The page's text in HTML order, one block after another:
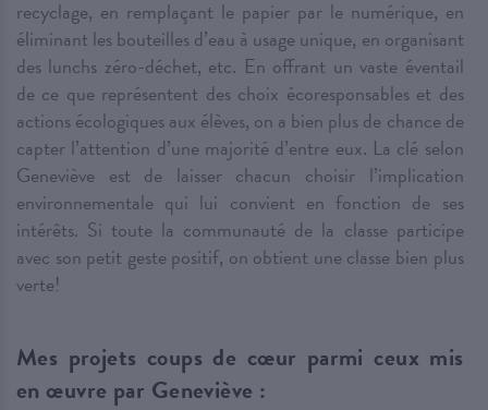
recyclage, en remplaçant le papier par le numérique, en
éliminant les bouteilles d’eau à usage unique, en organisant
des lunchs zéro-déchet, etc. En offrant un vaste éventail
de ce que représentent des choix écoresponsables et des
actions écologiques aux élèves, on a bien plus de chance de
capter l’attention d’une majorité d’entre eux. La clé selon
Geneviève est de laisser chacun choisir l’implication
environnementale qui lui convient en fonction de ses
intérêts. Si toute la communauté de la classe participe
avec son petit geste positif, on obtient une classe bien plus
verte!
Mes projets coups de cœur parmi ceux mis
en œuvre par Geneviève :